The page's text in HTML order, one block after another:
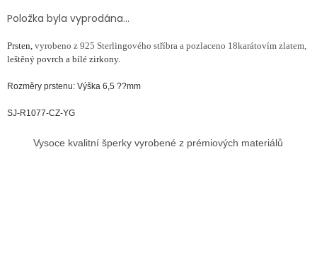
Položka byla vyprodána…
Prsten, vyrobeno z 925 Sterlingového stříbra a pozlaceno 18karátovím zlatem,
leštěný povrch a bílé zirkony.
Rozměry prstenu: Výška 6,5 ??mm
SJ-R1077-CZ-YG
Vysoce kvalitní šperky vyrobené z prémiových materiálů